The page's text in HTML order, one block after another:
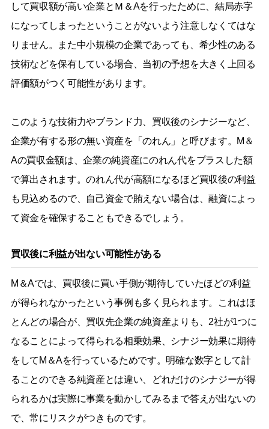
して買収額が高い企業とＭ＆Aを行ったために、結局赤字
になってしまったということがないよう注意しなくてはな
りません。また中小規模の企業であっても、希少性のある
技術などを保有している場合、当初の予想を大きく上回る
評価額がつく可能性があります。
このような技術力やブランド力、買収後のシナジーなど、
企業が有する形の無い資産を「のれん」と呼びます。M＆
Aの買収金額は、企業の純資産にのれん代をプラスした額
で算出されます。のれん代が高額になるほど買収後の利益
も見込めるので、自己資金で賄えない場合は、融資によっ
て資金を確保することもできるでしょう。
買収後に利益が出ない可能性がある
M＆Aでは、買収後に買い手側が期待していたほどの利益
が得られなかったという事例も多く見られます。これはほ
とんどの場合が、買収先企業の純資産よりも、2社が1つに
なることによって得られる相乗効果、シナジー効果に期待
をしてM＆Aを行っているためです。明確な数字として計
ることのできる純資産とは違い、どれだけのシナジーが得
られるかは実際に事業を動かしてみるまで答えが出ないの
で、常にリスクがつきものです。